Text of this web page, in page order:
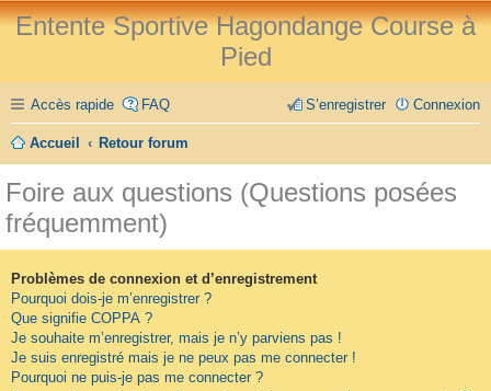
Entente Sportive Hagondange Course à
Pied
Accès rapide FAQ Connexion
S’enregistrer
Accueil Retour forum
Foire aux questions (Questions posées
fréquemment)
Problèmes de connexion et d’enregistrement
Pourquoi dois-je m’enregistrer ?
Que signifie COPPA ?
Je souhaite m’enregistrer, mais je n’y parviens pas !
Je suis enregistré mais je ne peux pas me connecter !
Pourquoi ne puis-je pas me connecter ?